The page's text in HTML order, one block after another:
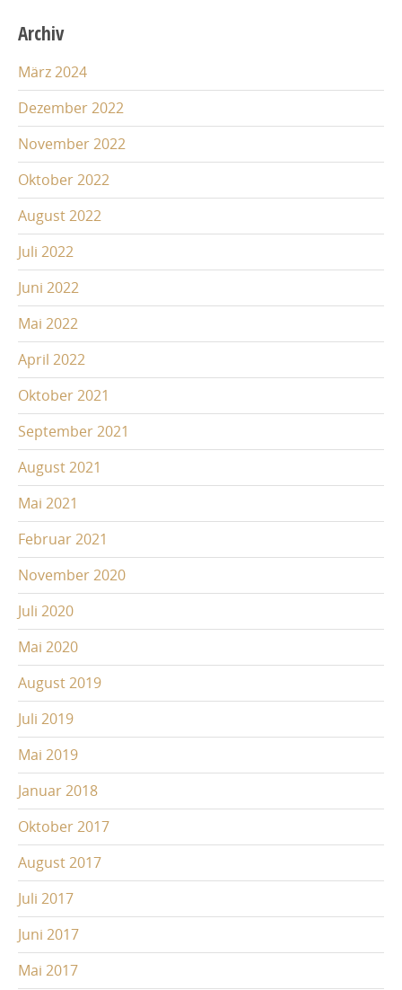
Archiv
März 2024
Dezember 2022
November 2022
Oktober 2022
August 2022
Juli 2022
Juni 2022
Mai 2022
April 2022
Oktober 2021
September 2021
August 2021
Mai 2021
Februar 2021
November 2020
Juli 2020
Mai 2020
August 2019
Juli 2019
Mai 2019
Januar 2018
Oktober 2017
August 2017
Juli 2017
Juni 2017
Mai 2017